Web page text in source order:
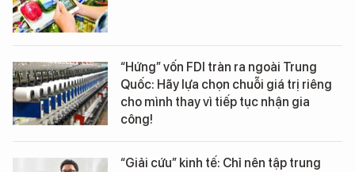
“Hứng” vốn FDI tràn ra ngoài Trung
Quốc: Hãy lựa chọn chuỗi giá trị riêng
cho mình thay vì tiếp tục nhận gia
công!
“Giải cứu” kinh tế: Chỉ nên tập trung